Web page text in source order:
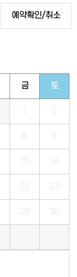
예약확인/취소
금 토
1 2
8 9
15 16
22 23
29 30